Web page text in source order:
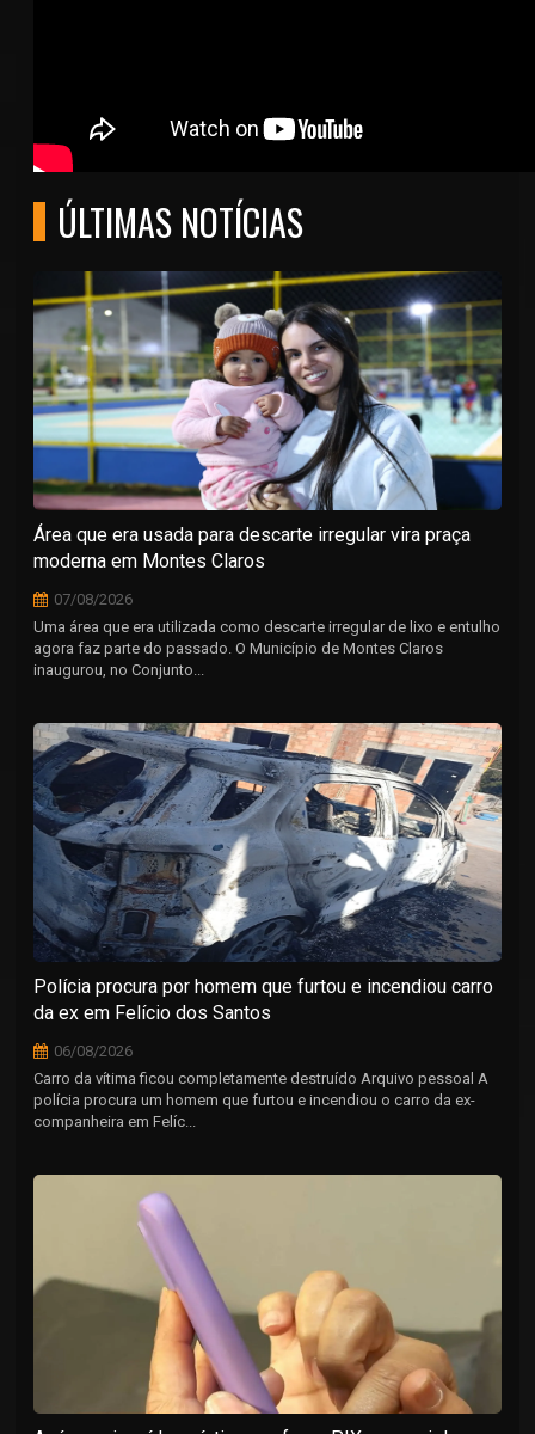
ÚLTIMAS NOTÍCIAS
Área que era usada para descarte irregular vira praça
moderna em Montes Claros
07/08/2026
Uma área que era utilizada como descarte irregular de lixo e entulho
agora faz parte do passado. O Município de Montes Claros
inaugurou, no Conjunto...
Polícia procura por homem que furtou e incendiou carro
da ex em Felício dos Santos
06/08/2026
Carro da vítima ficou completamente destruído Arquivo pessoal A
polícia procura um homem que furtou e incendiou o carro da ex-
companheira em Felíc...